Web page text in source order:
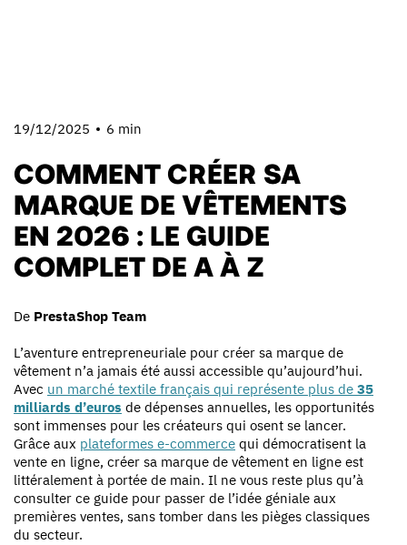
19/12/2025 6 min
COMMENT CRÉER SA
MARQUE DE VÊTEMENTS
EN 2026 : LE GUIDE
COMPLET DE A À Z
De PrestaShop Team
L’aventure entrepreneuriale pour créer sa marque de
vêtement n’a jamais été aussi accessible qu’aujourd’hui.
Avec un marché textile français qui représente plus de 35
milliards d’euros de dépenses annuelles, les opportunités
sont immenses pour les créateurs qui osent se lancer.
Grâce aux plateformes e-commerce qui démocratisent la
vente en ligne, créer sa marque de vêtement en ligne est
littéralement à portée de main. Il ne vous reste plus qu’à
consulter ce guide pour passer de l’idée géniale aux
premières ventes, sans tomber dans les pièges classiques
du secteur.